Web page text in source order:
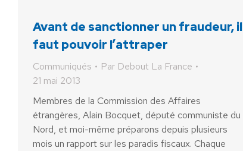
Avant de sanctionner un fraudeur, il
faut pouvoir l’attraper
Communiqués Par Debout La France
21 mai 2013
Membres de la Commission des Affaires
étrangères, Alain Bocquet, député communiste du
Nord, et moi-même préparons depuis plusieurs
mois un rapport sur les paradis fiscaux. Chaque